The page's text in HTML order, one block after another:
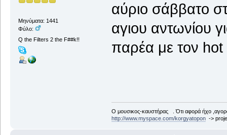
Μηνύματα: 1441
Φύλο:
Q the Filters 2 the F##k!!
αύριο σάββατο
αγιου αντωνίου
παρέα με τον hot
Ο μουσικος-καυστήρας . Ότι αφορά ήχο
http://www.myspace.com/korgyatopon->